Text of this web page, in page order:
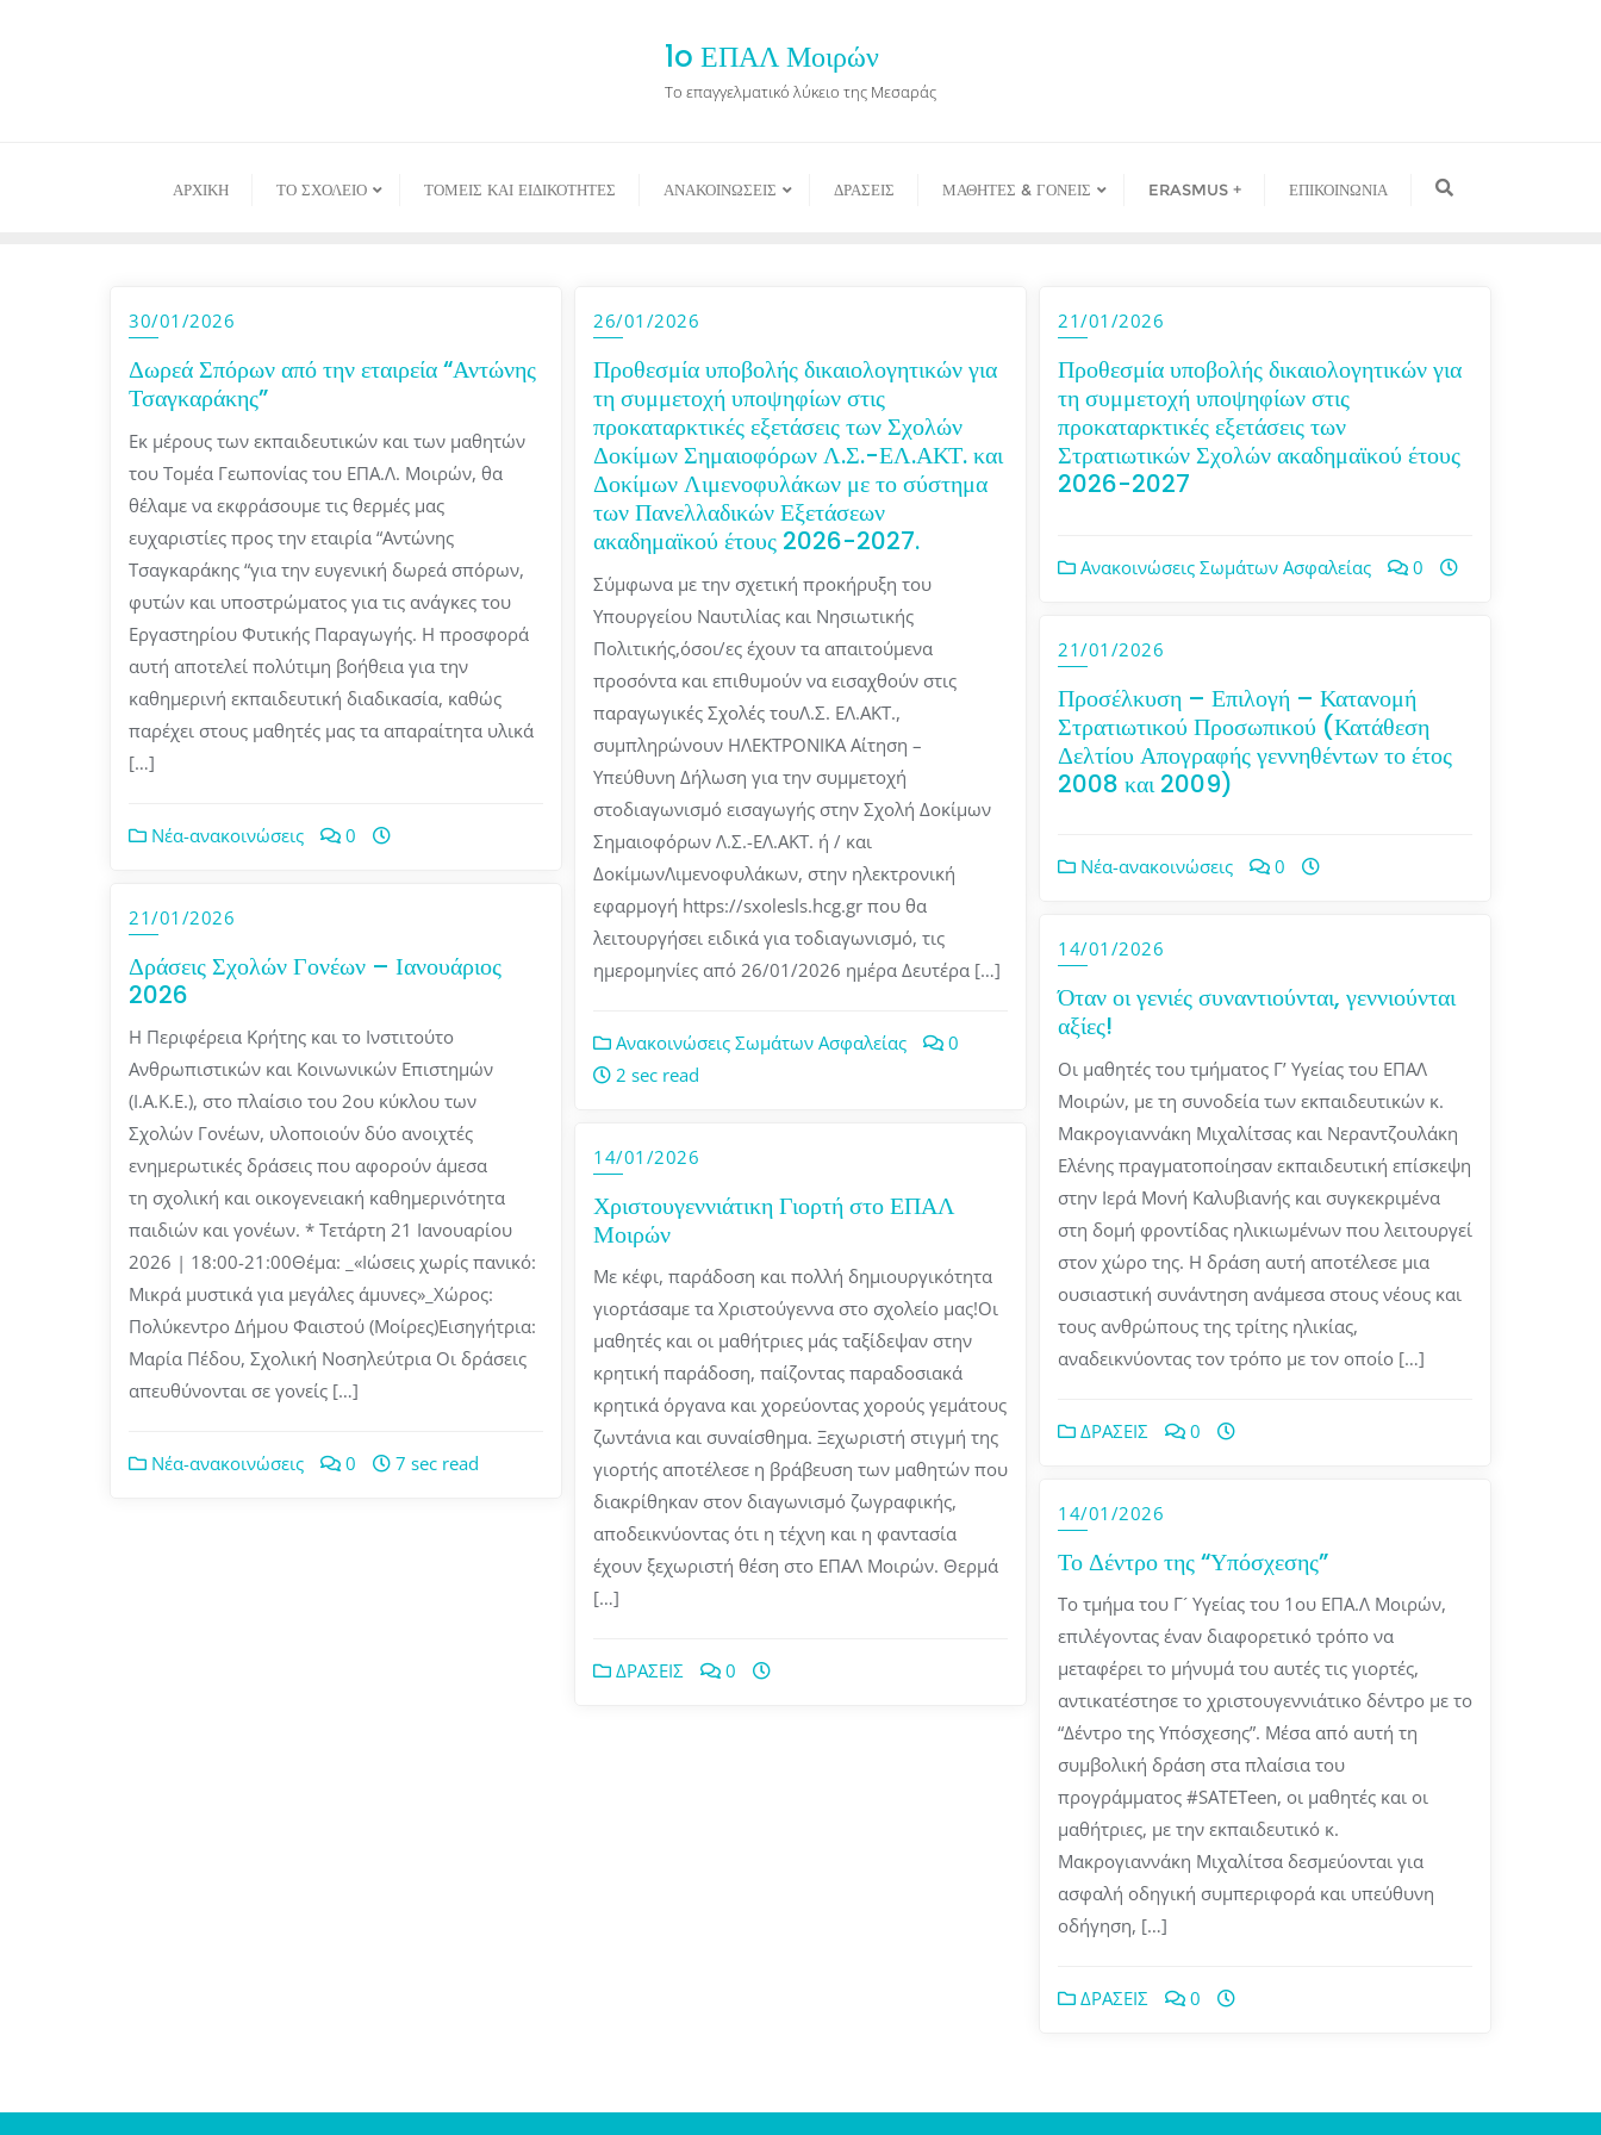
1o ΕΠΑΛ Μοιρών
Το επαγγελματικό λύκειο της Μεσαράς
ΑΡΧΙΚΉ ΤΟ ΣΧΟΛΕΙΟ ΤΟΜΕΙΣ ΚΑΙ ΕΙΔΙΚΟΤΗΤΕΣ ΑΝΑΚΟΙΝΩΣΕΙΣ ΔΡΑΣΕΙΣ ΜΑΘΗΤΕΣ & ΓΟΝΕΙΣ ERASMUS + ΕΠΙΚΟΙΝΩΝΙΑ
30/01/2026
Δωρεά Σπόρων από την εταιρεία “Αντώνης
Τσαγκαράκης”
Εκ μέρους των εκπαιδευτικών και των μαθητών
του Τομέα Γεωπονίας του ΕΠΑ.Λ. Μοιρών, θα
θέλαμε να εκφράσουμε τις θερμές μας
ευχαριστίες προς την εταιρία “Αντώνης
Τσαγκαράκης “για την ευγενική δωρεά σπόρων,
φυτών και υποστρώματος για τις ανάγκες του
Εργαστηρίου Φυτικής Παραγωγής. Η προσφορά
αυτή αποτελεί πολύτιμη βοήθεια για την
καθημερινή εκπαιδευτική διαδικασία, καθώς
παρέχει στους μαθητές μας τα απαραίτητα υλικά
[…]
Νέα-ανακοινώσεις 0
26/01/2026
Προθεσμία υποβολής δικαιολογητικών για
τη συμμετοχή υποψηφίων στις
προκαταρκτικές εξετάσεις των Σχολών
Δοκίμων Σημαιοφόρων Λ.Σ.-ΕΛ.ΑΚΤ. και
Δοκίμων Λιμενοφυλάκων με το σύστημα
των Πανελλαδικών Εξετάσεων
ακαδημαϊκού έτους 2026-2027.
Σύμφωνα με την σχετική προκήρυξη του
Υπουργείου Ναυτιλίας και Νησιωτικής
Πολιτικής,όσοι/ες έχουν τα απαιτούμενα
προσόντα και επιθυμούν να εισαχθούν στις
παραγωγικές Σχολές τουΛ.Σ. ΕΛ.ΑΚΤ.,
συμπληρώνουν ΗΛΕΚΤΡΟΝΙΚΑ Αίτηση –
Υπεύθυνη Δήλωση για την συμμετοχή
στοδιαγωνισμό εισαγωγής στην Σχολή Δοκίμων
Σημαιοφόρων Λ.Σ.-ΕΛ.ΑΚΤ. ή / και
ΔοκίμωνΛιμενοφυλάκων, στην ηλεκτρονική
εφαρμογή https://sxolesls.hcg.gr που θα
λειτουργήσει ειδικά για τοδιαγωνισμό, τις
ημερομηνίες από 26/01/2026 ημέρα Δευτέρα […]
Ανακοινώσεις Σωμάτων Ασφαλείας
0
2 sec read
21/01/2026
Προθεσμία υποβολής δικαιολογητικών για
τη συμμετοχή υποψηφίων στις
προκαταρκτικές εξετάσεις των
Στρατιωτικών Σχολών ακαδημαϊκού έτους
2026-2027
Ανακοινώσεις Σωμάτων Ασφαλείας 0
21/01/2026
Προσέλκυση – Επιλογή – Κατανομή
Στρατιωτικού Προσωπικού (Κατάθεση
Δελτίου Απογραφής γεννηθέντων το έτος
2008 και 2009)
Νέα-ανακοινώσεις 0
21/01/2026
Δράσεις Σχολών Γονέων – Ιανουάριος
2026
Η Περιφέρεια Κρήτης και το Ινστιτούτο
Ανθρωπιστικών και Κοινωνικών Επιστημών
(Ι.Α.Κ.Ε.), στο πλαίσιο του 2ου κύκλου των
Σχολών Γονέων, υλοποιούν δύο ανοιχτές
ενημερωτικές δράσεις που αφορούν άμεσα
τη σχολική και οικογενειακή καθημερινότητα
παιδιών και γονέων. * Τετάρτη 21 Ιανουαρίου
2026 | 18:00-21:00Θέμα: _«Ιώσεις χωρίς πανικό:
Μικρά μυστικά για μεγάλες άμυνες»_Χώρος:
Πολύκεντρο Δήμου Φαιστού (Μοίρες)Εισηγήτρια:
Μαρία Πέδου, Σχολική Νοσηλεύτρια Οι δράσεις
απευθύνονται σε γονείς […]
Νέα-ανακοινώσεις 0 7 sec read
14/01/2026
Όταν οι γενιές συναντιούνται, γεννιούνται
αξίες!
Οι μαθητές του τμήματος Γ’ Υγείας του ΕΠΑΛ
Μοιρών, με τη συνοδεία των εκπαιδευτικών κ.
Μακρογιαννάκη Μιχαλίτσας και Νεραντζουλάκη
Ελένης πραγματοποίησαν εκπαιδευτική επίσκεψη
στην Ιερά Μονή Καλυβιανής και συγκεκριμένα
στη δομή φροντίδας ηλικιωμένων που λειτουργεί
στον χώρο της. Η δράση αυτή αποτέλεσε μια
ουσιαστική συνάντηση ανάμεσα στους νέους και
τους ανθρώπους της τρίτης ηλικίας,
αναδεικνύοντας τον τρόπο με τον οποίο […]
ΔΡΑΣΕΙΣ 0
14/01/2026
Χριστουγεννιάτικη Γιορτή στο ΕΠΑΛ
Μοιρών
Με κέφι, παράδοση και πολλή δημιουργικότητα
γιορτάσαμε τα Χριστούγεννα στο σχολείο μας!Οι
μαθητές και οι μαθήτριες μάς ταξίδεψαν στην
κρητική παράδοση, παίζοντας παραδοσιακά
κρητικά όργανα και χορεύοντας χορούς γεμάτους
ζωντάνια και συναίσθημα. Ξεχωριστή στιγμή της
γιορτής αποτέλεσε η βράβευση των μαθητών που
διακρίθηκαν στον διαγωνισμό ζωγραφικής,
αποδεικνύοντας ότι η τέχνη και η φαντασία
έχουν ξεχωριστή θέση στο ΕΠΑΛ Μοιρών. Θερμά
[…]
ΔΡΑΣΕΙΣ 0
14/01/2026
Το Δέντρο της “Υπόσχεσης”
Το τμήμα του Γ´ Υγείας του 1ου ΕΠΑ.Λ Μοιρών,
επιλέγοντας έναν διαφορετικό τρόπο να
μεταφέρει το μήνυμά του αυτές τις γιορτές,
αντικατέστησε το χριστουγεννιάτικο δέντρο με το
“Δέντρο της Υπόσχεσης”. Μέσα από αυτή τη
συμβολική δράση στα πλαίσια του
προγράμματος #SATETeen, οι μαθητές και οι
μαθήτριες, με την εκπαιδευτικό κ.
Μακρογιαννάκη Μιχαλίτσα δεσμεύονται για
ασφαλή οδηγική συμπεριφορά και υπεύθυνη
οδήγηση, […]
ΔΡΑΣΕΙΣ 0